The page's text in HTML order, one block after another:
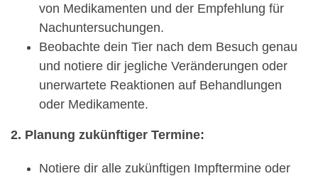
von Medikamenten und der Empfehlung für
Nachuntersuchungen.
Beobachte dein Tier nach dem Besuch genau
und notiere dir jegliche Veränderungen oder
unerwartete Reaktionen auf Behandlungen
oder Medikamente.
2. Planung zukünftiger Termine:
Notiere dir alle zukünftigen Impftermine oder